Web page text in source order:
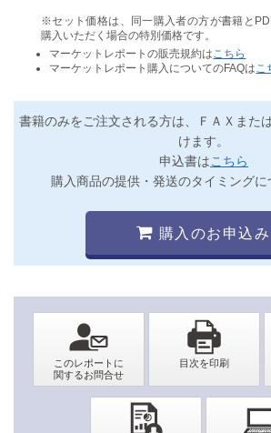
※セット価格は、同一購入者の方が書籍と
購入いただく場合の特別価格です。
マーケットレポートの販売規約は こちら
マーケットレポート購入についてのFAQは こ
書籍のみをご注文される方は、ＦＡＸまた
けます。
申込書はこちら
購入商品の提供・発送のタイミングに
購入のお申込み